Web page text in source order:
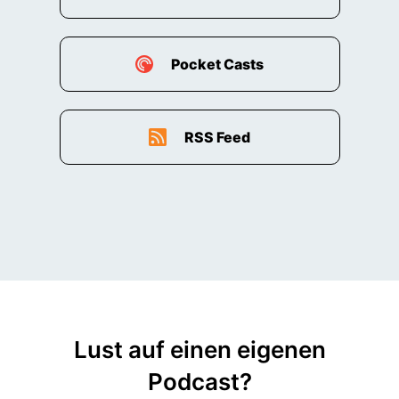
00:01:57: Bei Qualität sind wir schon, ich muss
vorhersagen, bei meiner jetzigen Einstellung
00:02:01: ist die Qualität des Produkts, das ich
herstelle, noch in Ordnung.
00:02:06: Also Zeitreihen gibt es überall, weil
00:02:19: sind?
Pocket Casts
RSS Feed
Lust auf einen eigenen
Podcast?